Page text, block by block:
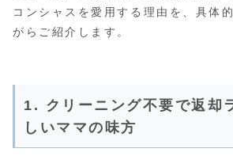
コンシャスを愛用する理由を、具体
がらご紹介します。
1. クリーニング不要で返却
しいママの味方